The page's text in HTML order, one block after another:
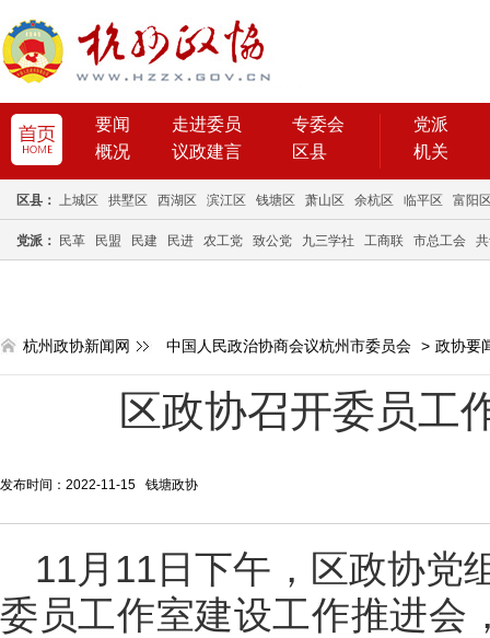
要闻 走进委员
专委会
概况
议政建言 区县
党派
机关
区县： 上城区 拱墅区 西湖区 滨江区 钱塘区 萧山区 余杭区 临平区 富阳
党派： 民革 民盟 民建 民进 农工党 致公党 九三学社 工商联 市总工会
杭州政协新闻网 中国人民政治协商会议杭州市委员会 > 政协要
区政协召开委员工
发布时间：2022-11-15 钱塘政协
11月11日下午，区政协党
委员工作室建设工作推进会